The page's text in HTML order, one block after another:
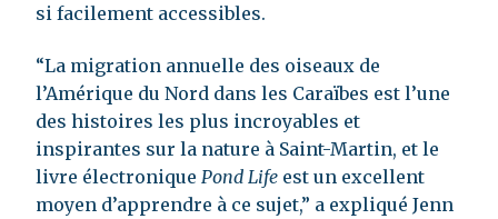
si facilement accessibles.
“La migration annuelle des oiseaux de
l’Amérique du Nord dans les Caraïbes est l’une
des histoires les plus incroyables et
inspirantes sur la nature à Saint-Martin, et le
livre électronique Pond Life est un excellent
moyen d’apprendre à ce sujet,” a expliqué Jenn